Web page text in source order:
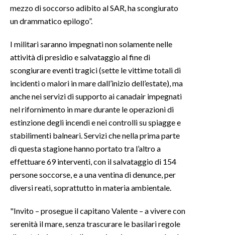
SPIAGGE
STORE
mezzo di soccorso adibito al SAR, ha scongiurato
un drammatico epilogo”.
I militari saranno impegnati non solamente nelle
attività di presidio e salvataggio al fine di
scongiurare eventi tragici (sette le vittime totali di
incidenti o malori in mare dall’inizio dell’estate), ma
anche nei servizi di supporto ai canadair impegnati
nel rifornimento in mare durante le operazioni di
estinzione degli incendi e nei controlli su spiagge e
stabilimenti balneari. Servizi che nella prima parte
di questa stagione hanno portato tra l’altro a
effettuare 69 interventi, con il salvataggio di 154
persone soccorse, e a una ventina di denunce, per
diversi reati, soprattutto in materia ambientale.
"Invito – prosegue il capitano Valente – a vivere con
serenità il mare, senza trascurare le basilari regole